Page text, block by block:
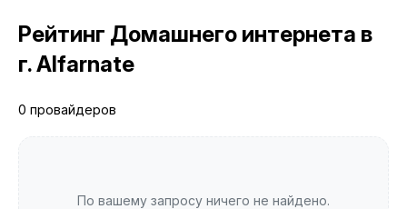
Рейтинг Домашнего интернета в
г. Alfarnate
0 провайдеров
По вашему запросу ничего не найдено.